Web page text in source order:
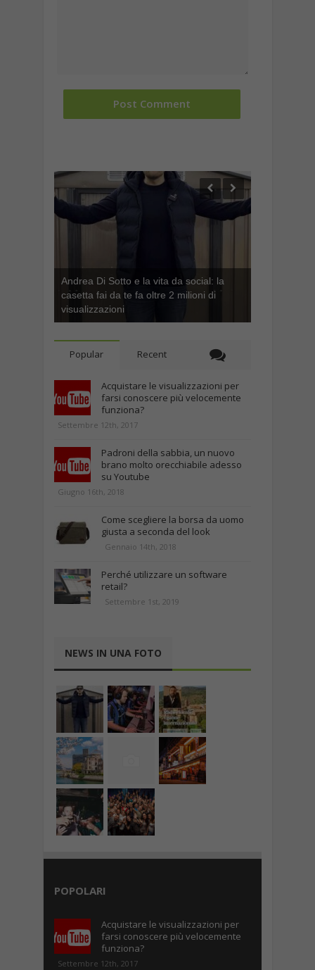
Andrea Di Sotto e la vita da social: la
casetta fai da te fa oltre 2 milioni di
visualizzazioni
Popular Recent
Acquistare le visualizzazioni per
farsi conoscere più velocemente
funziona?
Settembre 12th, 2017
Padroni della sabbia, un nuovo
brano molto orecchiabile adesso
su Youtube
Giugno 16th, 2018
Come scegliere la borsa da uomo
giusta a seconda del look
Gennaio 14th, 2018
Perché utilizzare un software
retail?
Settembre 1st, 2019
NEWS IN UNA FOTO
POPOLARI
Acquistare le visualizzazioni per
farsi conoscere più velocemente
funziona?
Settembre 12th, 2017